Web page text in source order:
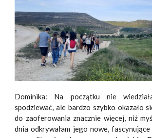
Dominika: Na początku nie
spodziewać, ale bardzo szybko okazało
do zaoferowania znacznie więcej, niż
dnia odkrywałam jego nowe,